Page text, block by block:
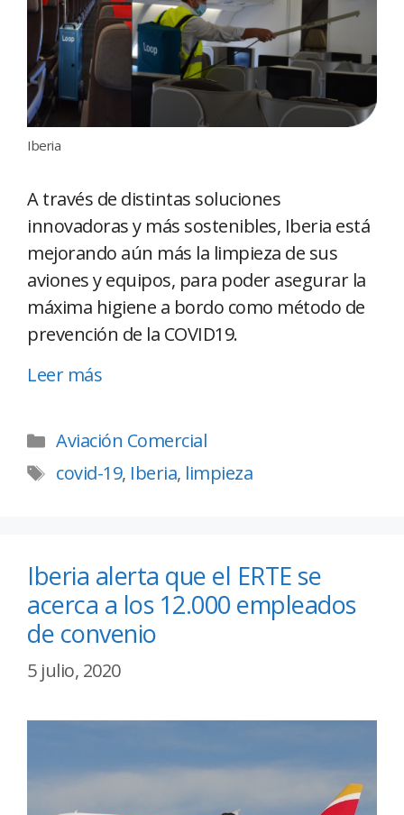
Iberia
A través de distintas soluciones
innovadoras y más sostenibles, Iberia está
mejorando aún más la limpieza de sus
aviones y equipos, para poder asegurar la
máxima higiene a bordo como método de
prevención de la COVID19.
Leer más
Aviación Comercial
covid-19, Iberia, limpieza
Iberia alerta que el ERTE se
acerca a los 12.000 empleados
de convenio
5 julio, 2020